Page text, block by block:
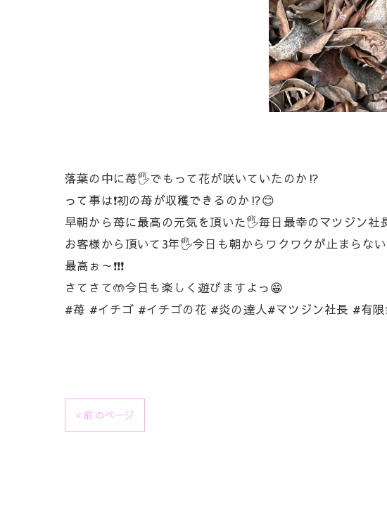
落葉の中に苺🖐️でもって花が咲いていたのか⁉️
って事は❗初の苺が収穫できるのか⁉️😊
早朝から苺に最高の元気を頂いた🖐️毎日最幸のマツジン社
お客様から頂いて3年🖐️今日も朝からワクワクが止まらな
最高ぉ～❗❗❗
さてさて🤲今日も楽しく遊びますよっ😁
#苺 #イチゴ #イチゴの花 #炎の達人#マツジン社長 #有限
< 前のページ